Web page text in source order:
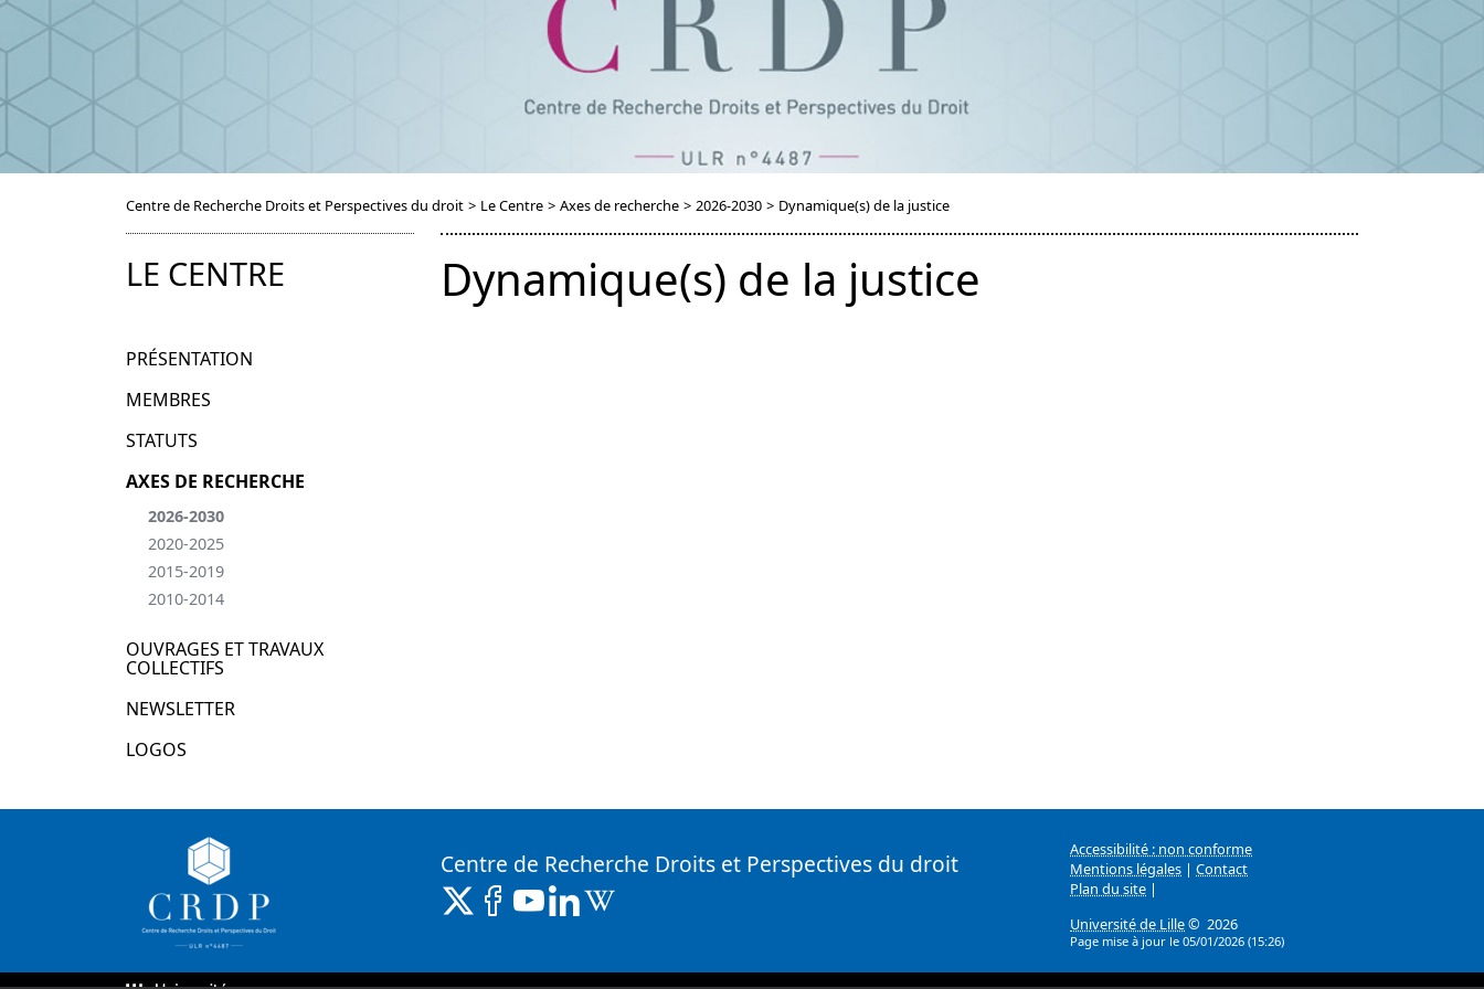
Centre de Recherche Droits et Perspectives du droit > Le Centre > Axes de recherche > 2026-2030 > Dynamique(s) de la justice
LE CENTRE
PRÉSENTATION
MEMBRES
STATUTS
AXES DE RECHERCHE
2026-2030
2020-2025
2015-2019
2010-2014
OUVRAGES ET TRAVAUX
COLLECTIFS
NEWSLETTER
LOGOS
Dynamique(s) de la justice
Centre de Recherche Droits et Perspectives du droit
X ( Nouvelle fenêtre)
Facebook ( Nouvelle fenêtre)
Youtube ( Nouvelle fenêtre)
Linkedin ( Nouvelle fenêtre)
Accessibilité : non conforme
Mentions légales | Contact
Plan du site |
Université de Lille© 2026
Page mise à jour le 05/01/2026 (15:26)